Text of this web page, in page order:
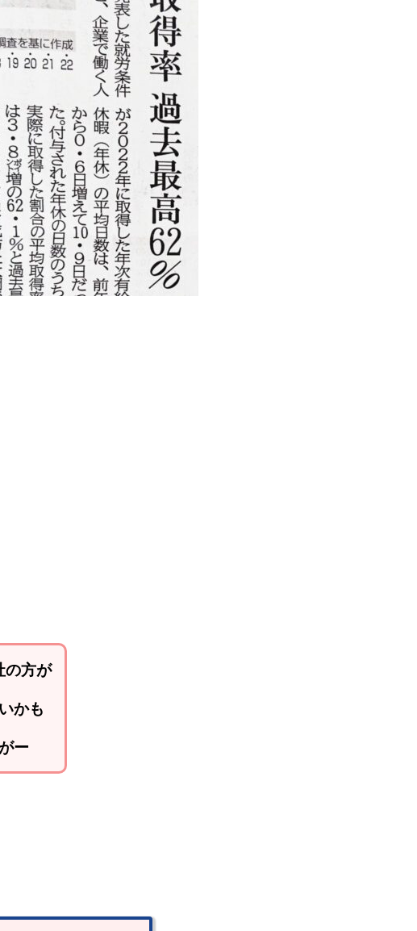
の方が
かも
ー